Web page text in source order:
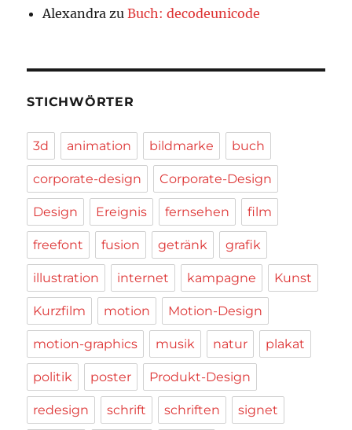
Alexandra zuBuch: decodeunicode
STICHWÖRTER
3d animation bildmarke buch
corporate-design Corporate-Design
Design Ereignis fernsehen film
freefont fusion getränk grafik
illustration internet kampagne Kunst
Kurzfilm motion Motion-Design
motion-graphics musik natur plakat
politik poster Produkt-Design
redesign schrift schriften signet